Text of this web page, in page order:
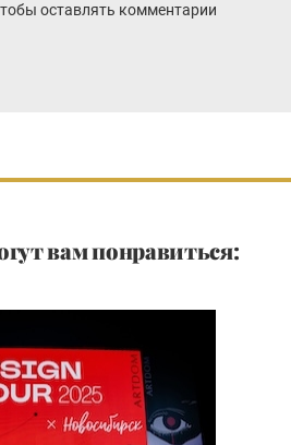
оставлять комментарии
вам понравиться: